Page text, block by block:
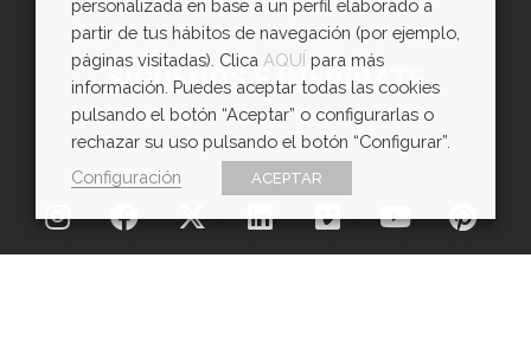
SÍGUENOS E INSPÍRATE
personalizada en base a un perfil elaborado a
partir de tus hábitos de navegación (por ejemplo,
páginas visitadas). Clica AQUÍ para más
información. Puedes aceptar todas las cookies
pulsando el botón “Aceptar” o configurarlas o
rechazar su uso pulsando el botón “Configurar”.
Configuración
ACEPTAR